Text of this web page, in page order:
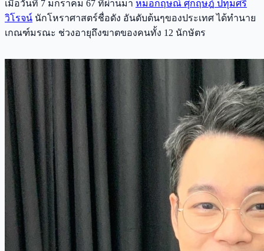
เมื่อวันที่ 7 มกราคม 67 ที่ผ่านมา หมอกฤษณ์ ศุกฤษฎ์ ปทุมศรี
วิโรจน์ นักโหราศาสตร์ชื่อดัง อันดับต้นๆของประเทศ ได้ทำนาย
เกณฑ์มรณะ ช่วงอายุถึงฆาตของคนทั้ง 12 นักษัตร